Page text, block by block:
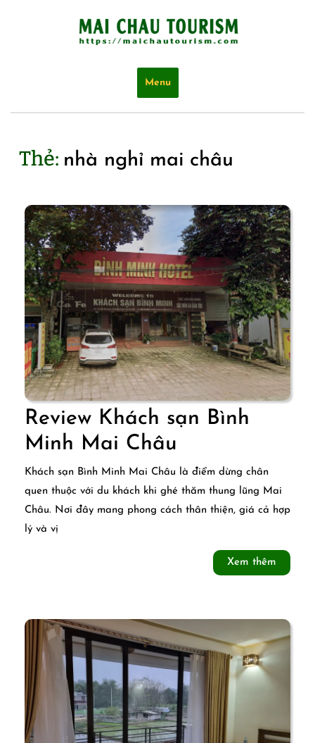
Menu
Thẻ: nhà nghỉ mai châu
Review Khách sạn Bình
Minh Mai Châu
Khách
sạn
Bình
Minh
Mai
Khách sạn Bình Minh Mai Châu là điểm dừng chân
quen thuộc với du khách khi ghé thăm thung lũng Mai
Châu. Nơi đây mang phong cách thân thiện, giá cả hợp
lý và vị
Xem thêm
thêm